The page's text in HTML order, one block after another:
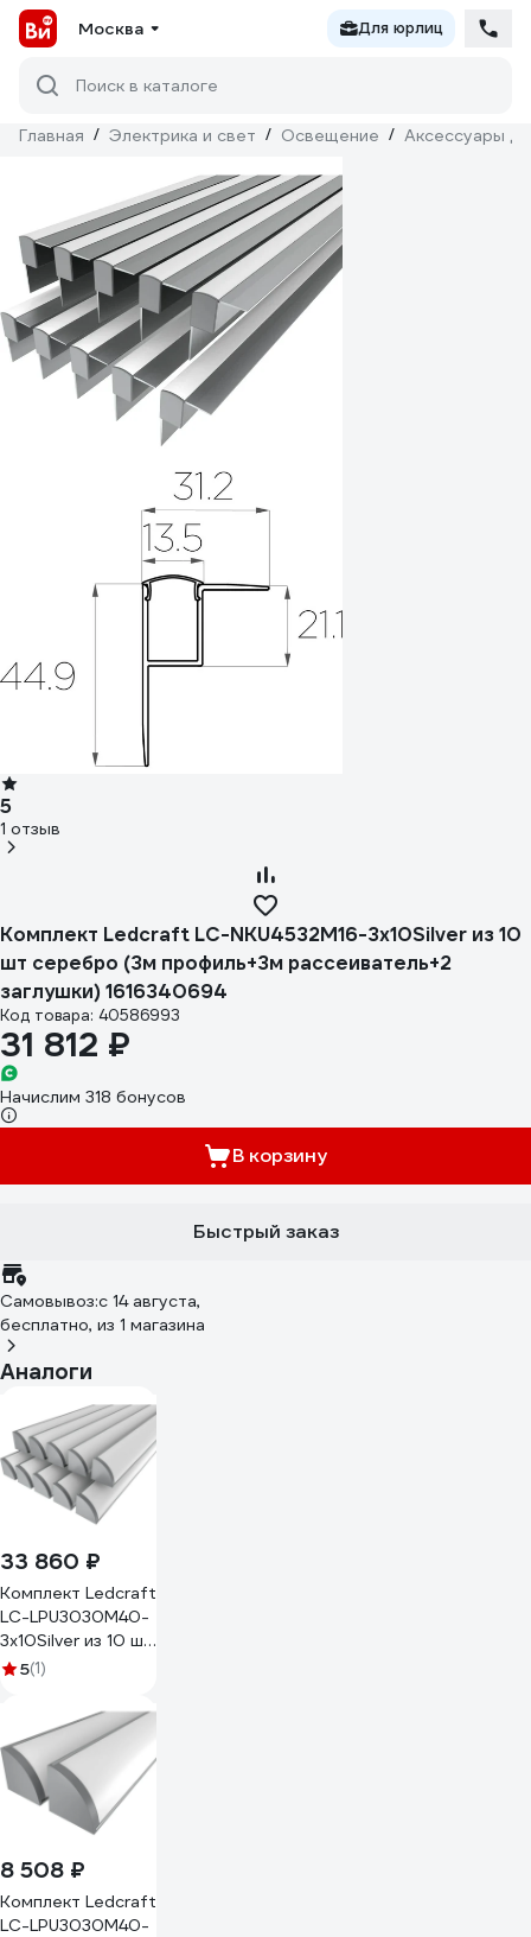
Москва Для юрлиц
Поиск в каталоге
Главная / Электрика и свет / Освещение / Аксессуары
5
1 отзыв
Комплект Ledcraft LC-NKU4532M16-3x10Silver из 10
шт серебро (3м профиль+3м рассеиватель+2
заглушки) 1616340694
Код товара: 40586993
31 812 ₽
Начислим 318 бонусов
В корзину
Быстрый заказ
Самовывоз:c 14 августа,
бесплатно, из 1 магазина
Аналоги
33 860 ₽
Комплект Ledcraft
LC-LPU3030M40-
3x10Silver из 10 шт
серебро (3м
рассеиватель+2
заглушки+4
крепежа)
1616340699
5(1)
8 508 ₽
Комплект Ledcraft
LC-LPU3030M40-